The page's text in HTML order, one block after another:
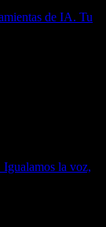
de IA. Tu
la voz,